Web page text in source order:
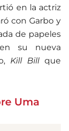
en la actriz
con Garbo y
de papeles
su nueva
Kill Billque
Uma